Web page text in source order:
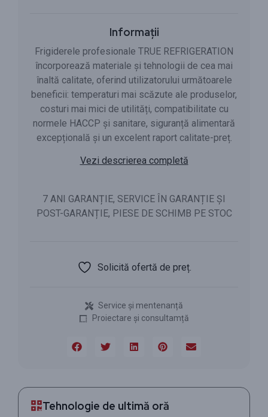
Informații
Frigiderele profesionale TRUE REFRIGERATION
încorporează materiale și tehnologii de cea mai
înaltă calitate, oferind utilizatorului următoarele
beneficii: temperaturi mai scăzute ale produselor,
costuri mai mici de utilități, compatibilitate cu
normele HACCP și sanitare, siguranță alimentară
excepțională și un excelent raport calitate-preț.
Vezi descrierea completă
7 ANI GARANȚIE, SERVICE ÎN GARANȚIE ȘI
POST-GARANȚIE, PIESE DE SCHIMB PE STOC
Solicită ofertă de preț.
Service și mentenanță
Proiectare și consultamță
Tehnologie de ultimă oră